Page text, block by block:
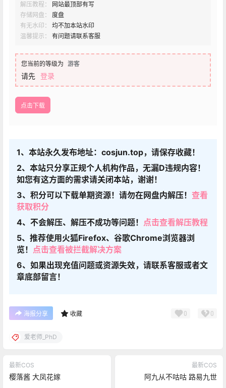
解压教程：
网站最顶部有写
存储网盘：
度盘
有无水印：
均不加本站水印
温馨提示：
有问题请联系客服
您当前的等级为 游客
请先 登录
点击下载
1、本站永久发布地址：cosjun.top，请保存收藏！
2、本站只分享正规个人机构作品，无漏D违规内容！
如您有这方面的需求请关闭本站，谢谢！
3、积分可以下载单期资源！请勿在网盘内解压！ 查看
获取积分
4、不会解压、解压不成功等问题！ 点击查看解压教程
5、推荐使用火狐Firefox、谷歌Chrome浏览器浏
览！ 点击查看被拦截解决方案
6、如果出现充值问题或资源失效，请联系客服或者文
章底部留言！
海报分享 收藏 0 0
爱老师_PhD
最新COS
樱落酱 大凤花嫁
最新COS
阿九从不咕咕 路易九世